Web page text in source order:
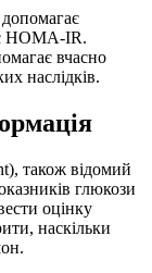
HOMA‑IR.
вчасно
наслідків.
також відомий
глюкози
оцінку
наскільки